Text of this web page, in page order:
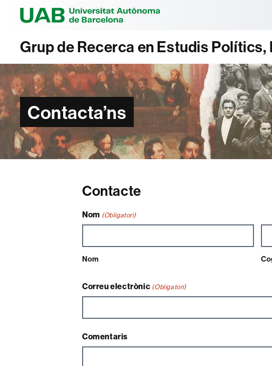
Grup de Recerca en Estudis
Contacta’ns
Contacte
Nom (Obligatori)
Nom
Correu electrònic (Obligatori)
Comentaris